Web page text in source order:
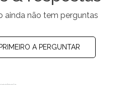
ainda não tem perguntas
A PERGUNTAR